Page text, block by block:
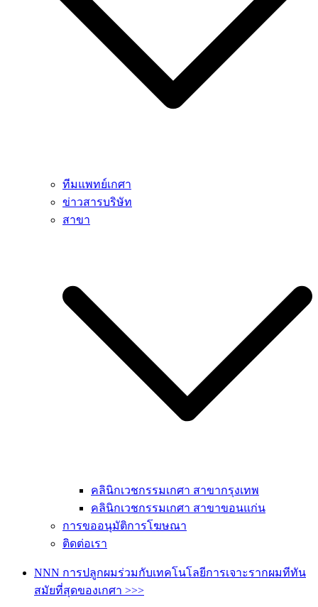
ทีมแพทย์เกศา
ข่าวสารบริษัท
สาขา
คลินิกเวชกรรมเกศา สาขากรุงเทพ
คลินิกเวชกรรมเกศา สาขาขอนแก่น
การขออนุมัติการโฆษณา
ติดต่อเรา
NNN การปลูกผมร่วมกับเทคโนโลยีการเจาะรากผมทีทัน
สมัยที่สุดของเกศา >>>